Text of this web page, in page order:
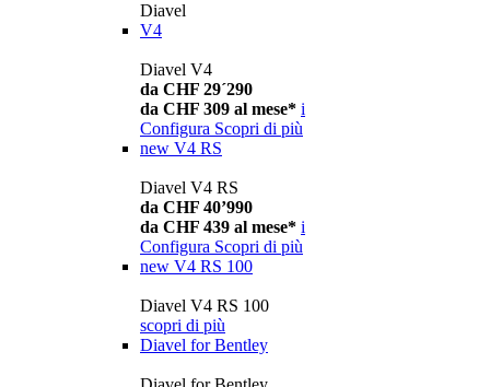
Diavel
V4
Diavel V4
da CHF 29´290
da CHF 309 al mese* i
Configura Scopri di più
new V4 RS
Diavel V4 RS
da CHF 40’990
da CHF 439 al mese* i
Configura Scopri di più
new V4 RS 100
Diavel V4 RS 100
scopri di più
Diavel for Bentley